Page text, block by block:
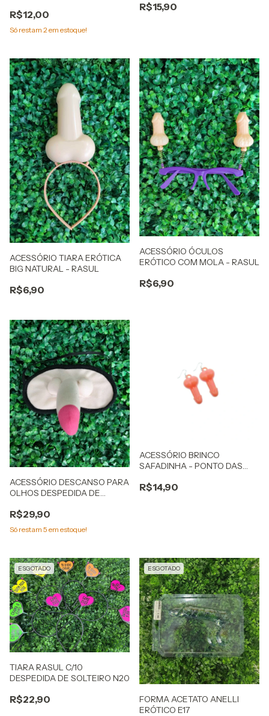
R$12,00
Só restam 2em estoque!
R$15,90
ACESSÓRIO TIARA ERÓTICA
BIG NATURAL - RASUL
R$6,90
ACESSÓRIO ÓCULOS
ERÓTICO COM MOLA - RASUL
R$6,90
ACESSÓRIO DESCANSO PARA
OLHOS DESPEDIDA DE
R$29,90
Só restam 5 em estoque!
ACESSÓRIO BRINCO
SAFADINHA - PONTO DAS
R$14,90
ESGOTADO
TIARA RASUL C/10
DESPEDIDA DE SOLTEIRO N20
R$22,90
ESGOTADO
FORMA ACETATO ANELLI
ERÓTICO E17